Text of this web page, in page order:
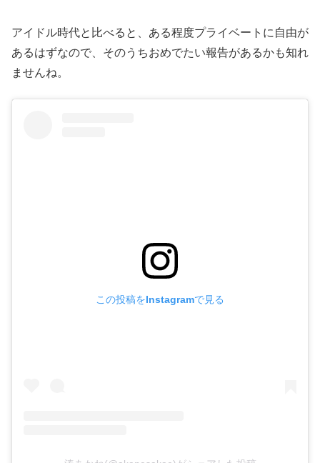
アイドル時代と比べると、ある程度プライベートに自由が
あるはずなので、そのうちおめでたい報告があるかも知れ
ませんね。
この投稿をInstagramで見る